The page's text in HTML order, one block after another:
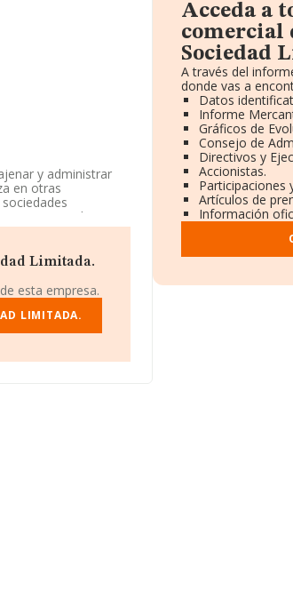
y administrar
en otras
servicios de
Sociedad
número de
en Calle Carolina
y se calcula un
Limitada.
esta empresa.
LIMITADA.
Acceda a
comercial
Sociedad
A través del
donde vas a
Datos
Informe
Gráficos de
Consejo de
Directivos y
Accionistas.
Participaciones
Artículos de
Información